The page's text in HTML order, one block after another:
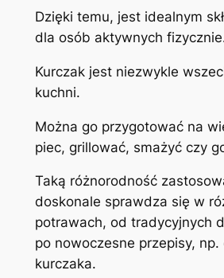
Dzięki temu, jest idealnym
dla osób aktywnych
Kurczak jest niezwykle
kuchni.
Można go przygotować na
piec, grillować, smażyć czy
Taką różnorodność
doskonale sprawdza się w
potrawach, od tradycyjnych
po nowoczesne przepisy, np.
kurczaka.